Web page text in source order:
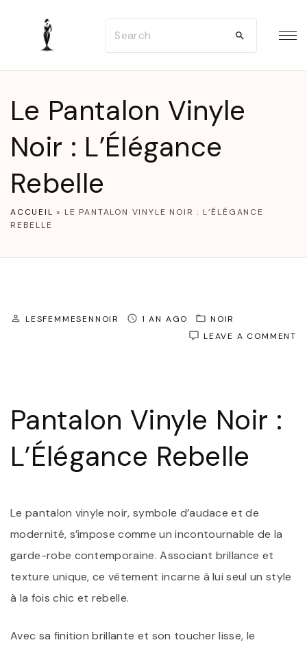
:
Le Pantalon Vinyle
Noir : L’Élégance
Rebelle
ACCUEIL » LE PANTALON VINYLE NOIR : L’ÉLÉGANCE
REBELLE
LESFEMMESENNOIR 1 AN AGO
NOIR
LEAVE A COMMENT
Pantalon Vinyle Noir :
L’Élégance Rebelle
Le pantalon vinyle noir, symbole d’audace et de
modernité, s’impose comme un incontournable de la
garde-robe contemporaine. Associant brillance et
texture unique, ce vêtement incarne à lui seul un style
à la fois chic et rebelle.
Avec sa finition brillante et son toucher lisse, le